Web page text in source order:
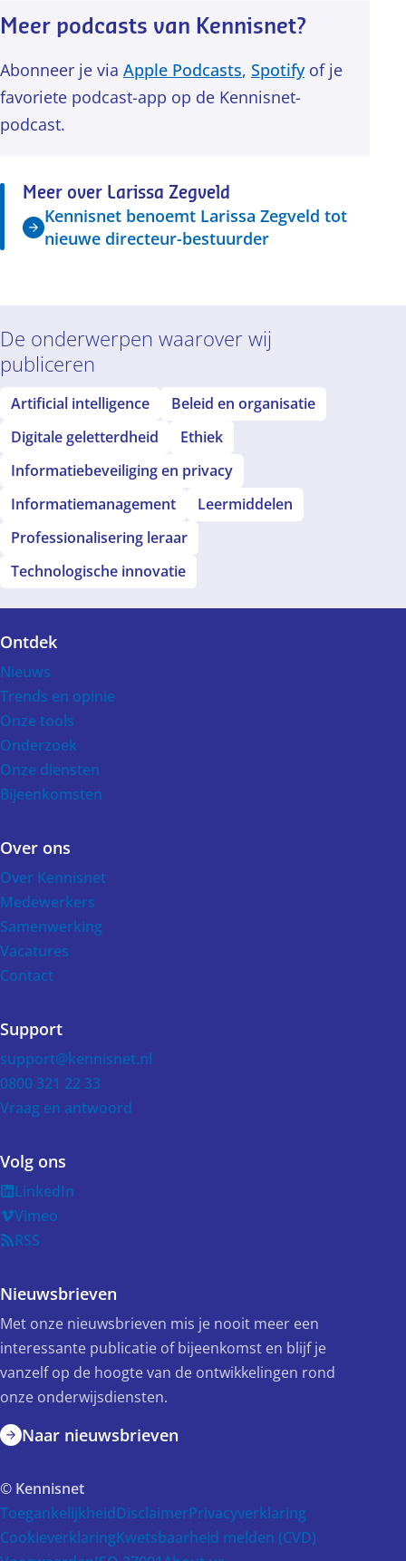
Meer podcasts van Kennisnet?
Abonneer je via Apple Podcasts, Spotifyof je
favoriete podcast-app op de Kennisnet-
podcast.
Meer over Larissa Zegveld
Kennisnet benoemt Larissa Zegveld tot
nieuwe directeur-bestuurder
De onderwerpen waarover wij
publiceren
Artificial intelligence
Beleid en organisatie
Digitale geletterdheid
Ethiek
Informatiebeveiliging en privacy
Informatiemanagement
Leermiddelen
Professionalisering leraar
Technologische innovatie
Voet
Ontdek
Nieuws
Trends en opinie
Onze tools
Onderzoek
Onze diensten
Bijeenkomsten
Over ons
Over Kennisnet
Medewerkers
Samenwerking
Vacatures
Contact
Support
support@kennisnet.nl
0800 321 22 33
Vraag en antwoord
Volg ons
LinkedIn
Vimeo
RSS
Nieuwsbrieven
Met onze nieuwsbrieven mis je nooit meer een
interessante publicatie of bijeenkomst en blijf je
vanzelf op de hoogte van de ontwikkelingen rond
onze onderwijsdiensten.
Naar nieuwsbrieven
© Kennisnet
ToegankelijkheidDisclaimerPrivacyverklaring
CookieverklaringKwetsbaarheid melden (CVD)